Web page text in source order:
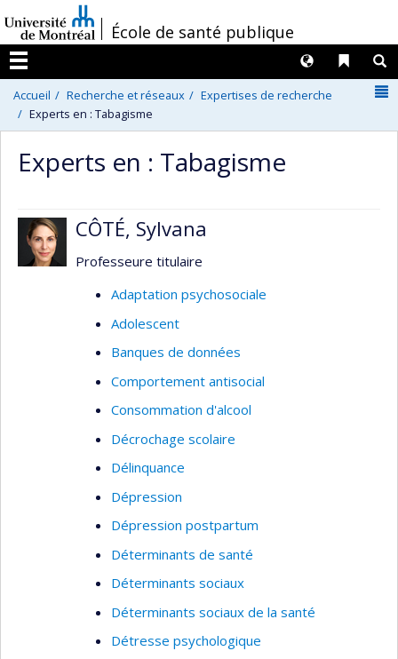
au
contenu
/École de santé publique
Menu
Liens
Langues
Accueil Recherche et réseaux
Expertises de recherche
Experts en : Tabagisme
Experts en : Tabagisme
CÔTÉ, Sylvana
Professeure titulaire
Adaptation psychosociale
Adolescent
Banques de données
Comportement antisocial
Consommation d'alcool
Décrochage scolaire
Délinquance
Dépression
Dépression postpartum
Déterminants de santé
Déterminants sociaux
Déterminants sociaux de la santé
Détresse psychologique